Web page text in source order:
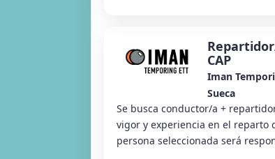
CAP
Iman
Sueca
Se busca conductor/a +
vigor y experiencia en el reparto
persona seleccionada será